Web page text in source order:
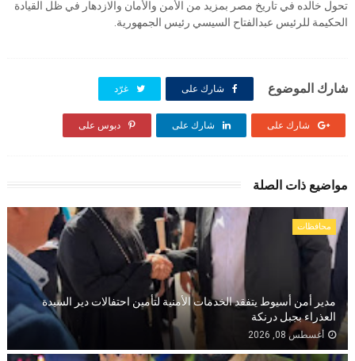
تحول خالده في تاريخ مصر بمزيد من الأمن والأمان والازدهار في ظل القيادة
الحكيمة للرئيس عبدالفتاح السيسي رئيس الجمهورية.
شارك الموضوع شارك على غرّد
شارك على شارك على دبوس على
مواضيع ذات الصلة
محافظات
مدير أمن أسيوط يتفقد الخدمات الأمنية لتأمين احتفالات دير السيدة
العذراء بجبل درنكة
أغسطس 08, 2026